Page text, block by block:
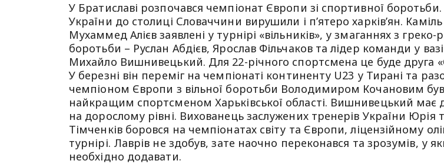
У Братиславі розпочався чемпіонат Європи зі спортивної боротьби.
України до столиці Словаччини вирушили і п’ятеро харків’ян.
Мухаммед Алієв заявлені у турнірі «вільників», у змаганнях з греко-
боротьби – Руслан Абдієв, Ярослав Фільчаков та лідер команди у
Михайло Вишнивецький. Для 22-річного спортсмена це буде друга
У березні він переміг на чемпіонаті континенту U23 у Тирані та
чемпіоном Європи з вільної боротьби Володимиром Кочановим
найкращим спортсменом Харьківської області. Вишнивецький має
на дорослому рівні. Вихованець заслужених тренерів України Юрія
Тімченків боровся на чемпіонатах світу та Європи, ліцензійному
турнірі. Лаврів не здобув, зате наочно переконався та зрозумів, у
необхідно додавати.